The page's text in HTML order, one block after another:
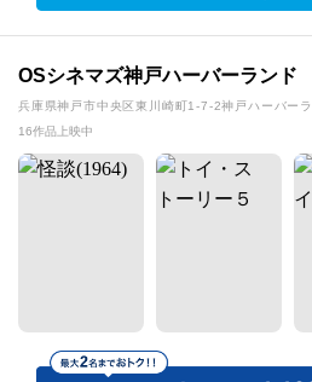
OSシネマズ神戸ハーバーランド
兵庫県神戸市中央区東川崎町1-7-2神戸ハーバー
16作品上映中